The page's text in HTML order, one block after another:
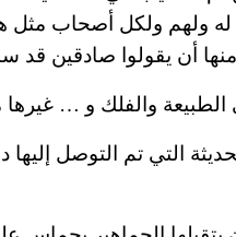
ولهم ولكل أصحاب مثل
أن يقولوا صادقين قد
الطبيعة والفلك و …
التي تم التوصل إليها